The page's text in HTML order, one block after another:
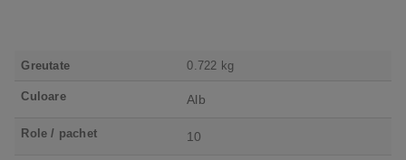
Greutate 0.722 kg
Culoare Alb
Role / pachet 10